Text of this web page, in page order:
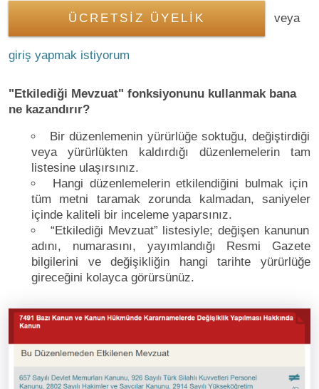
ÜCRETSİZ ÜYELİK veya
giriş yapmak istiyorum
"Etkilediği Mevzuat" fonksiyonunu kullanmak bana
ne kazandırır?
Bir düzenlemenin yürürlüğe soktuğu, değiştirdiği
veya yürürlükten kaldırdığı düzenlemelerin tam
listesine ulaşırsınız.
Hangi düzenlemelerin etkilendiğini bulmak için
tüm metni taramak zorunda kalmadan, saniyeler
içinde kaliteli bir inceleme yaparsınız.
“Etkilediği Mevzuat” listesiyle; değişen kanunun
adını, numarasını, yayımlandığı Resmi Gazete
bilgilerini ve değişikliğin hangi tarihte yürürlüğe
gireceğini kolayca görürsünüz.